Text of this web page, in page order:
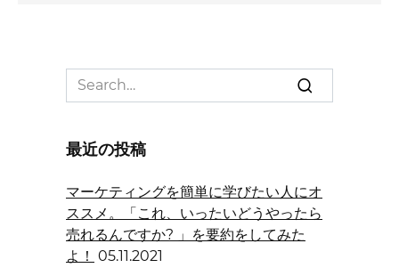
Search
for:
最近の投稿
マーケティングを簡単に学びたい人にオ
ススメ。「これ、いったいどうやったら
売れるんですか? 」を要約をしてみた
よ！ 05.11.2021